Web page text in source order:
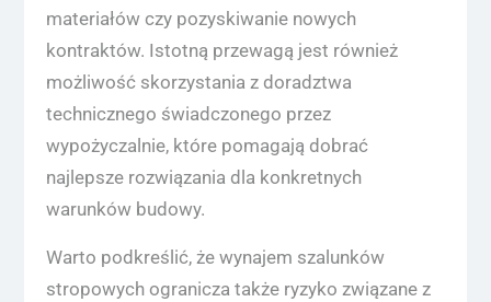
materiałów czy pozyskiwanie nowych
kontraktów. Istotną przewagą jest również
możliwość skorzystania z doradztwa
technicznego świadczonego przez
wypożyczalnie, które pomagają dobrać
najlepsze rozwiązania dla konkretnych
warunków budowy.
Warto podkreślić, że wynajem szalunków
stropowych ogranicza także ryzyko związane z